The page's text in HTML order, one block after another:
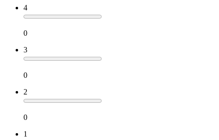
4
0
3
0
2
0
1